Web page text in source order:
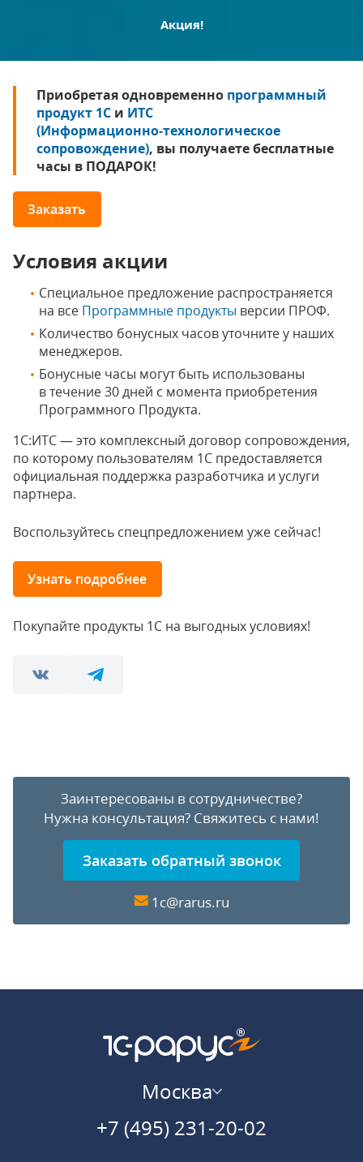
Акция!
Приобретая одновременно программный
продукт 1С и ИТС
(Информационно‑технологическое
сопровождение), вы получаете бесплатные
часы в ПОДАРОК!
Заказать
Условия акции
Специальное предложение распространяется
на все Программные продукты версии ПРОФ.
Количество бонусных часов уточните у наших
менеджеров.
Бонусные часы могут быть использованы
в течение 30 дней с момента приобретения
Программного Продукта.
1С:ИТС — это комплексный договор сопровождения,
по которому пользователям 1С предоставляется
официальная поддержка разработчика и услуги
партнера.
Воспользуйтесь спецпредложением уже сейчас!
Узнать подробнее
Покупайте продукты 1С на выгодных условиях!
Заинтересованы в сотрудничестве?
Нужна консультация? Свяжитесь с нами!
Заказать обратный звонок
1c@rarus.ru
Москва
+7 (495) 231-20-02